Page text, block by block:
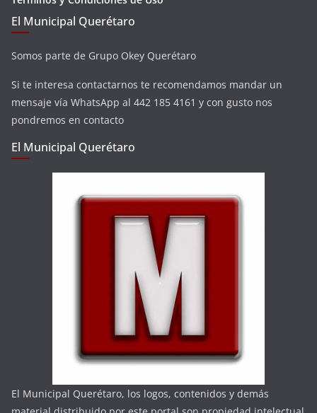
El Municipal Querétaro
Somos parte de Grupo Okey Querétaro
Si te interesa contactarnos te recomendamos mandar un
mensaje vía WhatsApp al 442 185 4161 y con gusto nos
pondremos en contacto
El Municipal Querétaro
El Municipal Querétaro, los logos, contenidos y demás